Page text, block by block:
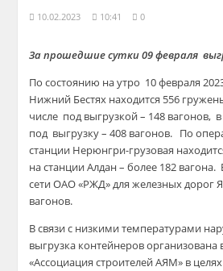
10.02.2023 10:41 0
За прошедшие сутки 09 февраля
По состоянию на утро 10 февраля
Нижний Бестях находится 556
числе под выгрузкой – 148 вагонов,
под выгрузку – 408 вагонов. По
станции Нерюнгри-грузовая
на станции Алдан – более 182 вагона.
сети ОАО «РЖД» для железных дорог
вагонов.
В связи с низкими температурами
выгрузка контейнероворганизована
«Ассоциация строителей АЯМ» в